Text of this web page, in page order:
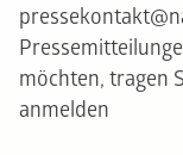
möchten, tragen
anmelden